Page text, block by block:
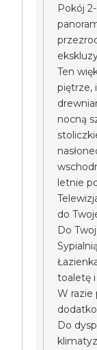
Pokój
Ten
piętrze,
nocną
letnie
do
Do
toaletę
W razie
Do